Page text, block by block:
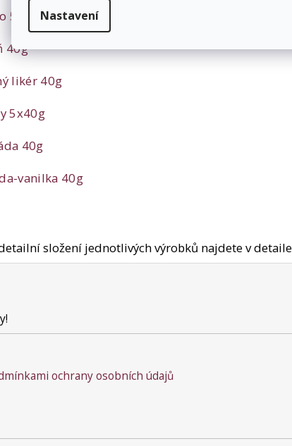
Nastavení
5x40g
40g
likér 40g
5x40g
40g
vanilka 40g
složení jednotlivých výrobků najdete v
ochrany osobních údajů